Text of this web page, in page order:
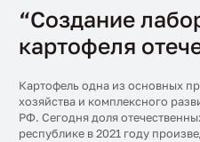
“Создание
картофеля
Картофель одна из основных
хозяйства и комплексного
РФ. Сегодня доля
республике в 2021 году